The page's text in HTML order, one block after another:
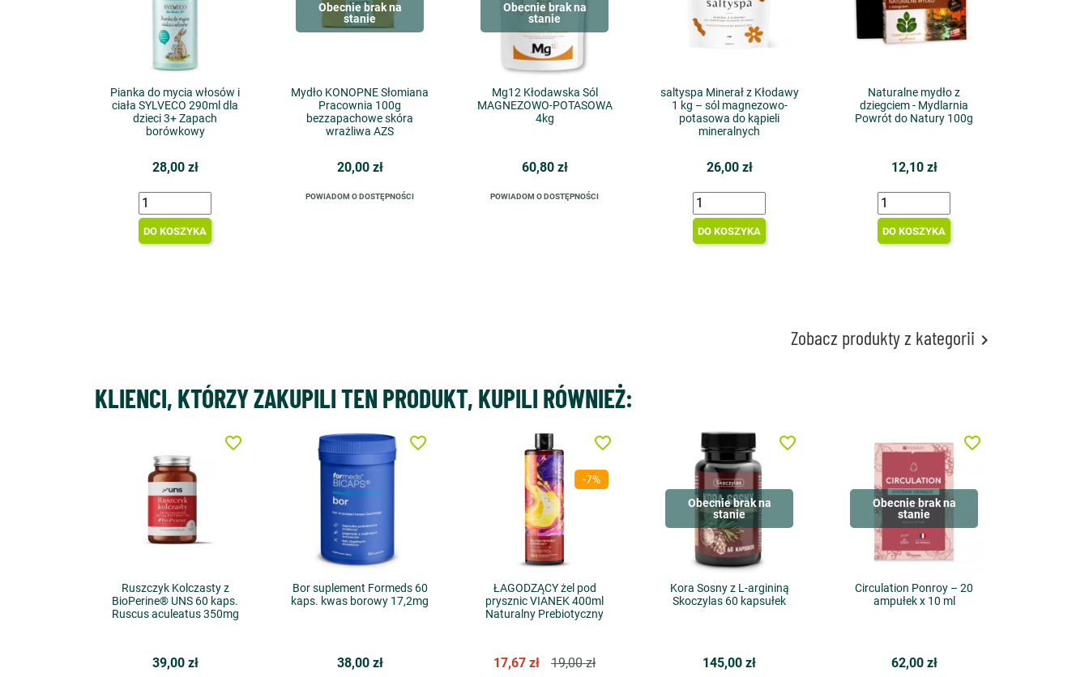
Pianka do mycia włosów i
ciała SYLVECO 290ml dla
dzieci 3+ Zapach
borówkowy
28,00 zł
DO KOSZYKA
Obecnie brak na
stanie
Mydło KONOPNE Słomiana
Pracownia 100g
bezzapachowe skóra
wrażliwa AZS
20,00 zł
POWIADOM O DOSTĘPNOŚCI
Obecnie brak na
stanie
Mg12 Kłodawska Sól
MAGNEZOWO-POTASOWA
4kg
60,80 zł
POWIADOM O DOSTĘPNOŚCI
saltyspa Minerał z Kłodawy
1 kg – sól magnezowo-
potasowa do kąpieli
mineralnych
26,00 zł
DO KOSZYKA
Naturalne mydło z
dziegciem - Mydlarnia
Powrót do Natury 100g
12,10 zł
DO KOSZYKA
Zobacz produkty z kategorii 
KLIENCI, KTÓRZY ZAKUPILI TEN PRODUKT, KUPILI RÓWNIEŻ:
Ruszczyk Kolczasty z
BioPerine® UNS 60 kaps.
Ruscus aculeatus 350mg
39,00 zł
favorite_border
Bor suplement Formeds 60
kaps. kwas borowy 17,2mg
38,00 zł
favorite_border
-7%
ŁAGODZĄCY żel pod
prysznic VIANEK 400ml
Naturalny Prebiotyczny
17,67 zł 19,00 zł
favorite_border
Obecnie brak na
stanie
Kora Sosny z L-argininą
Skoczylas 60 kapsułek
145,00 zł
favorite_border
Obecnie brak na
stanie
Circulation Ponroy – 20
ampułek x 10 ml
62,00 zł
favorite_border